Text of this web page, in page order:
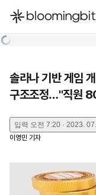
한국어
솔라나 기반 게임
구조조정…"직원
입력 오전 7:20 · 2023.
이영민 기자